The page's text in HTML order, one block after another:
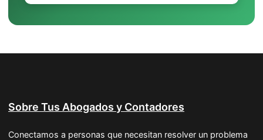
Sobre Tus Abogados y Contadores
Conectamos a personas que necesitan resolver un problema